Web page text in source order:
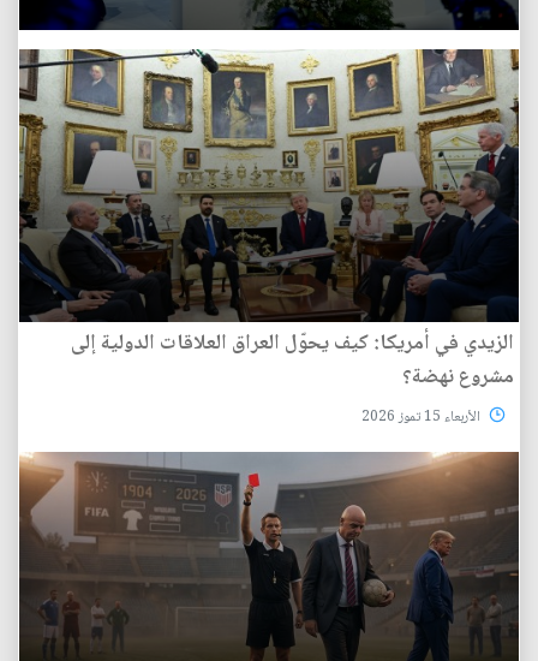
الزيدي في أمريكا: كيف يحوّل العراق العلاقات الدولية إلى
مشروع نهضة؟
الأربعاء 15 تموز 2026